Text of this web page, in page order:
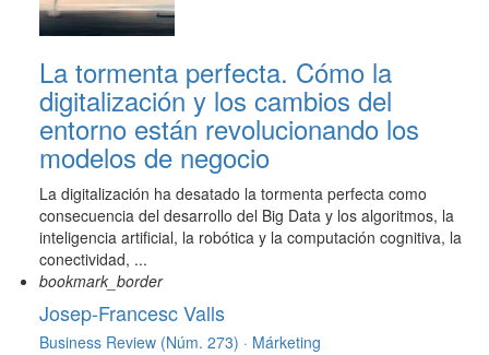
La tormenta perfecta. Cómo la
digitalización y los cambios del
entorno están revolucionando los
modelos de negocio
La digitalización ha desatado la tormenta perfecta como
consecuencia del desarrollo del Big Data y los algoritmos, la
inteligencia artificial, la robótica y la computación cognitiva, la
conectividad, ...
bookmark_border
Josep-Francesc Valls
Business Review (Núm. 273) · Márketing